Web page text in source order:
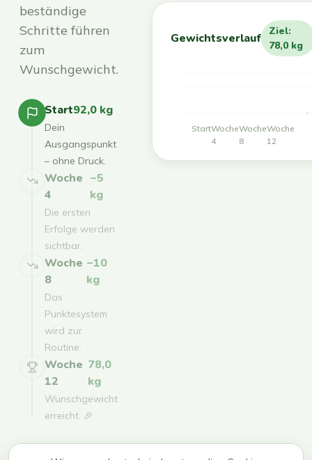
beständige
Schritte führen
zum
Wunschgewicht.
Start92,0 kg
Dein
Ausgangspunkt
– ohne Druck.
Woche
4
−5
kg
Die ersten
Erfolge werden
sichtbar.
Woche
8
−10
kg
Das
Punktesystem
wird zur
Routine.
Woche
12
78,0
kg
Wunschgewicht
erreicht. 🎉
Gewichtsverlauf
Ziel:
78,0 kg
StartWoche
4
Woche
8
Woche
12